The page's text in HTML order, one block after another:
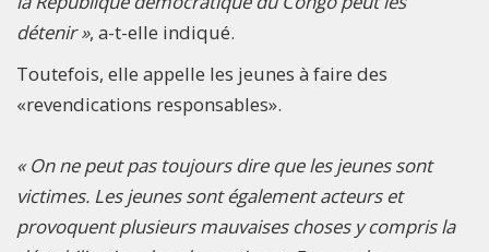
détenir », a-t-elle indiqué.
Toutefois, elle appelle les jeunes à faire des
«revendications responsables».
« On ne peut pas toujours dire que les jeunes sont
victimes. Les jeunes sont également acteurs et
provoquent plusieurs mauvaises choses y compris la